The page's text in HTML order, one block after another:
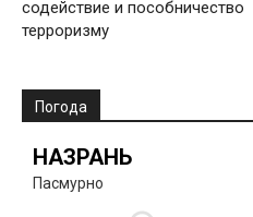
содействие и пособничество
терроризму
Погода
НАЗРАНЬ
Пасмурно